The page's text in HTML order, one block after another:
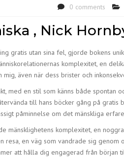
0 comments
, Nick
gratis utan sina fel, gjorde bokens
komplexitet, en
även när dess brister och
med en stil som känns både
till hans böcker gång på
påminnelse om det mänskliga
mänsklighetens komplexitet, en
resa, en väg som vandrade sig
att hålla dig engagerad från